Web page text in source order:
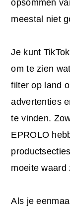
opsommen
meestal niet
Je kunt
om te zien
filter op land
advertenties
te vinden.
EPROLO
moeite waard
Als je